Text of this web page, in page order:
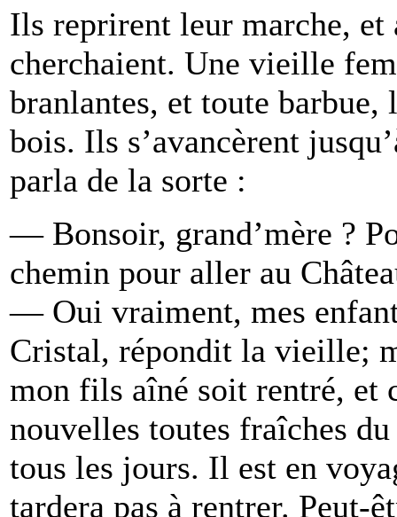
Ils reprirent leur marche, et
cherchaient. Une vieille
branlantes, et toute
bois. Ils s’avancèrent
parla de la sorte :
— Bonsoir, grand’mère ?
chemin pour aller au
— Oui vraiment, mes
Cristal, répondit la vieille;
mon fils aîné soit rentré, et
nouvelles toutes fraîches
tous les jours. Il est en
tardera pas à rentrer. Peut-